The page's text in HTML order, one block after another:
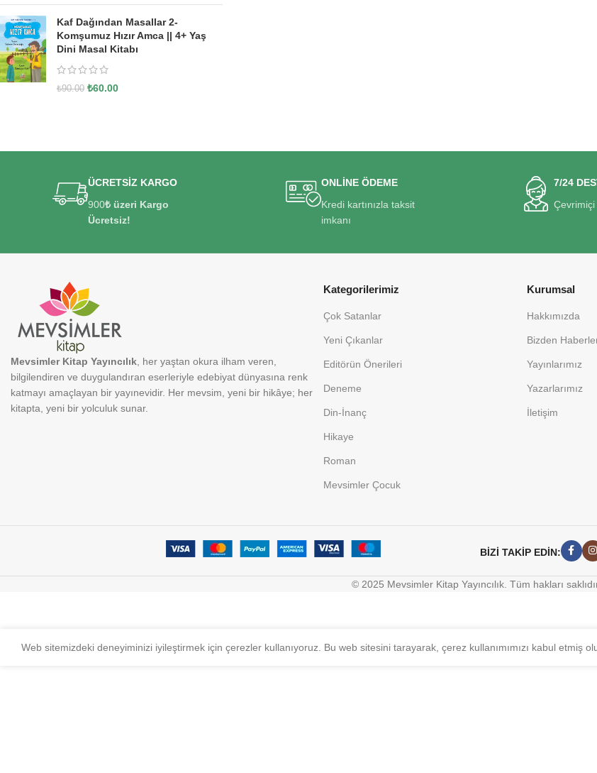
Kaf Dağından Masallar 2-
Komşumuz Hızır Amca || 4+ Yaş
Dini Masal Kitabı
₺90.00 ₺60.00
ÜCRETSİZ KARGO
900₺ üzeri Kargo
Ücretsiz!
ONLİNE ÖDEME
Kredi kartınızla taksit
imkanı
7/24
Çevrimiçi
Kategorilerimiz
Çok Satanlar
Yeni Çıkanlar
Editörün Önerileri
Deneme
Din-İnanç
Hikaye
Roman
Mevsimler Çocuk
Kurumsal
Hakkımızda
Bizden
Yayınlarımız
Yazarlarımız
İletişim
Mevsimler Kitap Yayıncılık , her yaştan okura ilham veren,
bilgilendiren ve duygulandıran eserleriyle edebiyat dünyasına renk
katmayı amaçlayan bir yayınevidir. Her mevsim, yeni bir hikâye; her
kitapta, yeni bir yolculuk sunar.
BİZİ TAKİP EDİN:
© 2025 Mevsimler Kitap Yayıncılık. Tüm hakları
Web sitemizdeki deneyiminizi iyileştirmek için çerezler kullanıyoruz. Bu web sitesini tarayarak, çerez kullanımımızı kabul etmiş